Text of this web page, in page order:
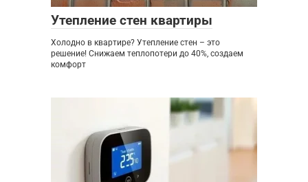
Утепление стен квартиры
Холодно в квартире? Утепление стен – это
решение! Снижаем теплопотери до 40%, создаем
комфорт